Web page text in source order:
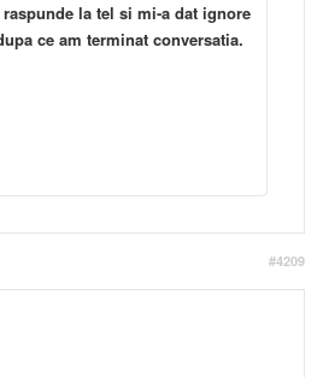
la tel si mi-a dat ignore
ce am terminat conversatia.
#4209